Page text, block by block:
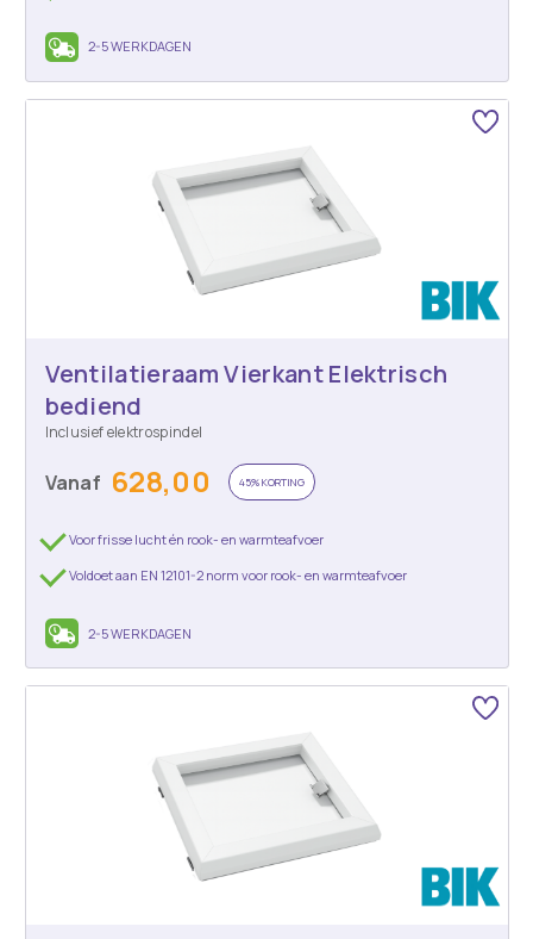
2-5 WERKDAGEN
Ventilatieraam Vierkant Elektrisch
bediend
Inclusief elektrospindel
Vanaf 628,00 45% KORTING
Voor frisse lucht én rook- en warmteafvoer
Voldoet aan EN 12101-2 norm voor rook- en warmteafvoer
2-5 WERKDAGEN